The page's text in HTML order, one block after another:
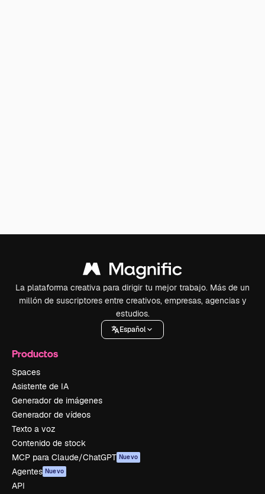
La plataforma creativa para dirigir tu mejor trabajo. Más de un
millón de suscriptores entre creativos, empresas, agencias y
estudios.
Español
Productos
Spaces
Asistente de IA
Generador de imágenes
Generador de vídeos
Texto a voz
Contenido de stock
MCP para Claude/ChatGPT Nuevo
Agentes Nuevo
API